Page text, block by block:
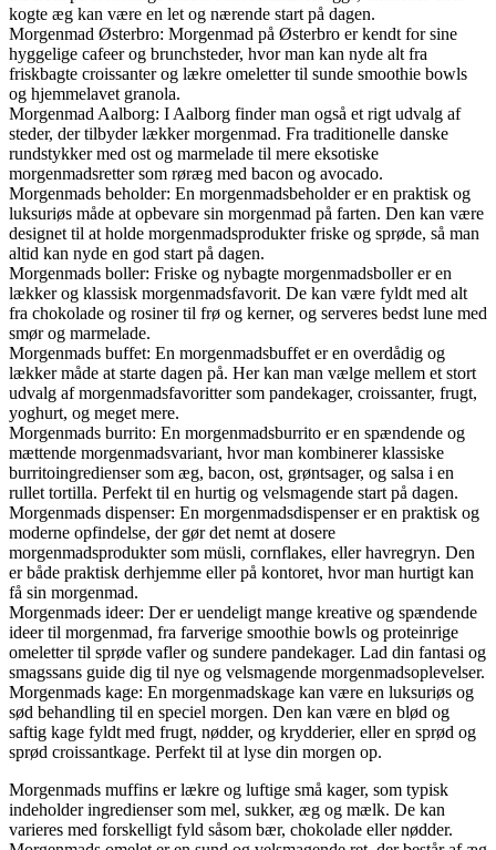
kogte æg kan være en let og nærende start på dagen.
Morgenmad Østerbro: Morgenmad på Østerbro er kendt for sine
hyggelige cafeer og brunchsteder, hvor man kan nyde alt fra
friskbagte croissanter og lækre omeletter til sunde smoothie bowls
og hjemmelavet granola.
Morgenmad Aalborg: I Aalborg finder man også et rigt udvalg af
steder, der tilbyder lækker morgenmad. Fra traditionelle danske
rundstykker med ost og marmelade til mere eksotiske
morgenmadsretter som røræg med bacon og avocado.
Morgenmads beholder: En morgenmadsbeholder er en praktisk og
luksuriøs måde at opbevare sin morgenmad på farten. Den kan være
designet til at holde morgenmadsprodukter friske og sprøde, så man
altid kan nyde en god start på dagen.
Morgenmads boller: Friske og nybagte morgenmadsboller er en
lækker og klassisk morgenmadsfavorit. De kan være fyldt med alt
fra chokolade og rosiner til frø og kerner, og serveres bedst lune med
smør og marmelade.
Morgenmads buffet: En morgenmadsbuffet er en overdådig og
lækker måde at starte dagen på. Her kan man vælge mellem et stort
udvalg af morgenmadsfavoritter som pandekager, croissanter, frugt,
yoghurt, og meget mere.
Morgenmads burrito: En morgenmadsburrito er en spændende og
mættende morgenmadsvariant, hvor man kombinerer klassiske
burritoingredienser som æg, bacon, ost, grøntsager, og salsa i en
rullet tortilla. Perfekt til en hurtig og velsmagende start på dagen.
Morgenmads dispenser: En morgenmadsdispenser er en praktisk og
moderne opfindelse, der gør det nemt at dosere
morgenmadsprodukter som müsli, cornflakes, eller havregryn. Den
er både praktisk derhjemme eller på kontoret, hvor man hurtigt kan
få sin morgenmad.
Morgenmads ideer: Der er uendeligt mange kreative og spændende
ideer til morgenmad, fra farverige smoothie bowls og proteinrige
omeletter til sprøde vafler og sundere pandekager. Lad din fantasi og
smagssans guide dig til nye og velsmagende morgenmadsoplevelser.
Morgenmads kage: En morgenmadskage kan være en luksuriøs og
sød behandling til en speciel morgen. Den kan være en blød og
saftig kage fyldt med frugt, nødder, og krydderier, eller en sprød og
sprød croissantkage. Perfekt til at lyse din morgen op.
Morgenmads muffins er lækre og luftige små kager, som typisk
indeholder ingredienser som mel, sukker, æg og mælk. De kan
varieres med forskelligt fyld såsom bær, chokolade eller nødder.